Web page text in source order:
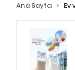
Ana Sayfa Ev